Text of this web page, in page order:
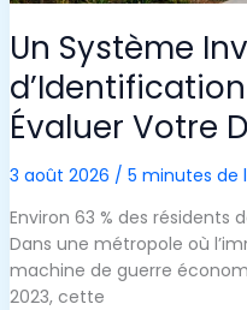
Un Système
Évaluer Votre
3 août 2026 / 5 minutes de
Environ 63 % des résidents
Dans une métropole où
machine de guerre
2023, cette